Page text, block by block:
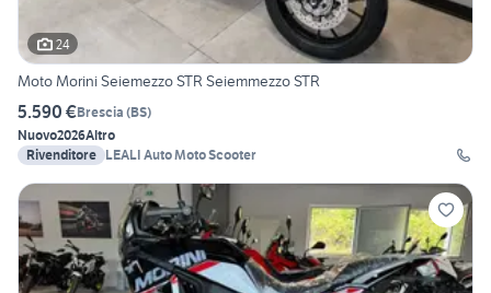
24
Moto Morini Seiemezzo STR Seiemmezzo STR
5.590 €Brescia (BS)
Nuovo2026Altro
Rivenditore LEALI Auto Moto Scooter